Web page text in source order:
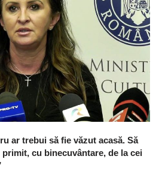
ar trebui să fie văzut acasă. Să
cu binecuvântare, de la cei